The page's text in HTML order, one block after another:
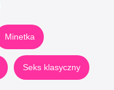
Minetka
Seks klasyczny